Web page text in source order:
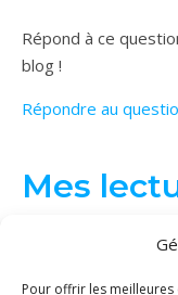
Pour offrir les
Répond à ce
blog !
Répondre au
Mes